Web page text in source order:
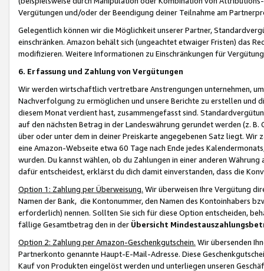
Vergütungen und/oder der Beendigung deiner Teilnahme am
Gelegentlich können wir die Möglichkeit unserer Partner,
einschränken. Amazon behält sich (ungeachtet etwaiger Fristen) das
modifizieren. Weitere Informationen zu Einschränkungen für
6. Erfassung und Zahlung von Vergütungen
Wir werden wirtschaftlich vertretbare Anstrengungen unternehmen,
Nachverfolgung zu ermöglichen und unsere Berichte zu erstellen und
diesem Monat verdient hast, zusammengefasst sind.
auf den nächsten Betrag in der Landeswährung gerundet werden (z.
über oder unter dem in deiner Preiskarte angegebenen Satz liegt.
eine Amazon-Webseite etwa 60 Tage nach Ende jedes
wurden. Du kannst wählen, ob du Zahlungen in einer anderen
dafür entscheidest, erklärst du dich damit einverstanden, dass die
Option 1: Zahlung per Überweisung. Wir überweisen Ihre Vergütung
Namen der Bank, die Kontonummer, den Namen des Kontoinhabers
erforderlich) nennen. Sollten Sie sich für diese Option entscheiden,
fällige Gesamtbetrag den in der Übersicht
Option 2: Zahlung per Amazon-Geschenkgutschein. Wir übersenden
Partnerkonto genannte Haupt-E-Mail-Adresse. Diese
Kauf von Produkten eingelöst werden und unterliegen unseren